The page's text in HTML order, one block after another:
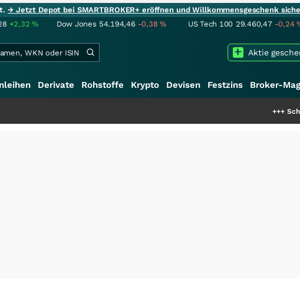
→ Jetzt Depot bei SMARTBROKER+ eröffnen und Willkommensgeschenk
+2,32% Dow Jones 54.194,46 -0,38% US Tech 100 29.460,47 -0,24
Aktie
Derivate Rohstoffe Krypto Devisen Festzins Broker-
Schwere